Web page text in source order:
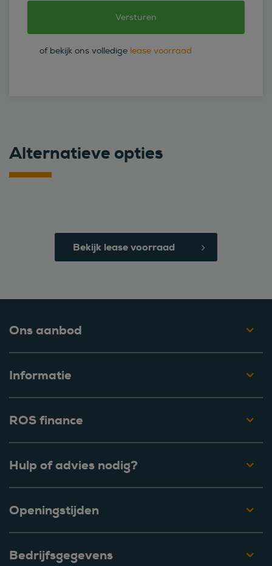
of bekijk ons volledige lease voorraad
Alternatieve opties
Bekijk lease voorraad
Ons aanbod
Informatie
ROS finance
Hulp of advies nodig?
Openingstijden
Bedrijfsgegevens